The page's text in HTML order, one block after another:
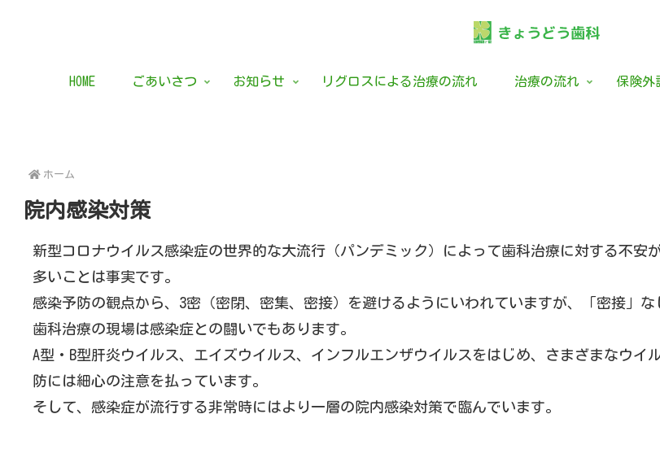
HOME ごあいさつ お知らせ ​リグロスによる治療の流れ 治療の流れ 保険外
ホーム
院内感染対策
新型コロナウイルス感染症の世界的な大流行（パンデミック）によって歯科治療に対する不安
多いことは事実です。
感染予防の観点から、3密（密閉、密集、密接）を避けるようにいわれていますが、「密接」な
歯科治療の現場は感染症との闘いでもあります。
A型・B型肝炎ウイルス、エイズウイルス、インフルエンザウイルスをはじめ、さまざまなウ
防には細心の注意を払っています。
そして、感染症が流行する非常時にはより一層の院内感染対策で臨んでいます。